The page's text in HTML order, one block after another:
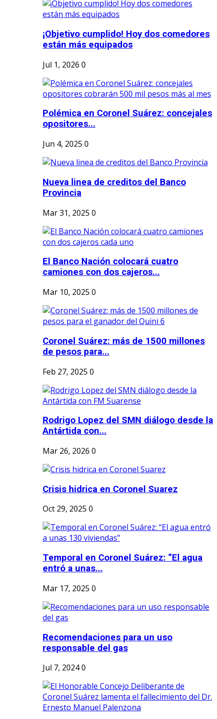
¡Objetivo cumplido! Hoy dos comedores
están más equipados
Jul 1, 2026 0
Polémica en Coronel Suárez: concejales
opositores...
Jun 4, 2025 0
Nueva linea de creditos del Banco
Provincia
Mar 31, 2025 0
El Banco Nación colocará cuatro
camiones con dos cajeros...
Mar 10, 2025 0
Coronel Suárez: más de 1500 millones
de pesos para...
Feb 27, 2025 0
Rodrigo Lopez del SMN diálogo desde la
Antártida con...
Mar 26, 2026 0
Crisis hidrica en Coronel Suarez
Oct 29, 2025 0
Temporal en Coronel Suárez: “El agua
entró a unas...
Mar 17, 2025 0
Recomendaciones para un uso
responsable del gas
Jul 7, 20240